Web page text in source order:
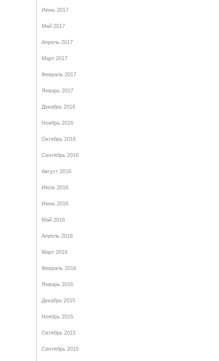
Июнь 2017
Май 2017
Апрель 2017
Март 2017
Февраль 2017
Январь 2017
Декабрь 2016
Ноябрь 2016
Октябрь 2016
Сентябрь 2016
Август 2016
Июль 2016
Июнь 2016
Май 2016
Апрель 2016
Март 2016
Февраль 2016
Январь 2016
Декабрь 2015
Ноябрь 2015
Октябрь 2015
Сентябрь 2015